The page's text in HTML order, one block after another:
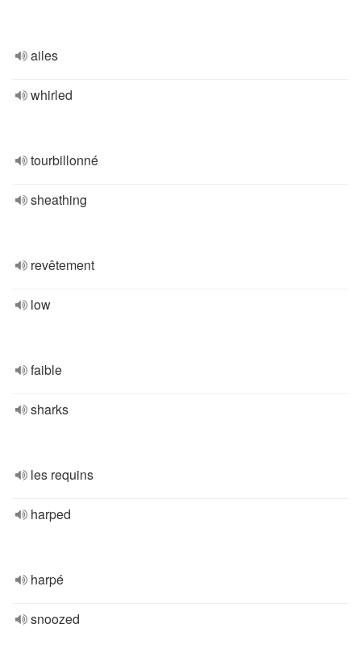
ailes
whirled
tourbillonné
sheathing
revêtement
low
faible
sharks
les requins
harped
harpé
snoozed